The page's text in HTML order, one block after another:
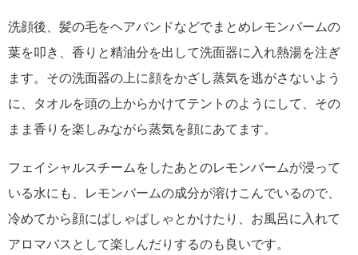
洗顔後、髪の毛をヘアバンドなどでまとめレモンバームの
葉を叩き、香りと精油分を出して洗面器に入れ熱湯を注ぎ
ます。その洗面器の上に顔をかざし蒸気を逃がさないよう
に、タオルを頭の上からかけてテントのようにして、その
まま香りを楽しみながら蒸気を顔にあてます。
フェイシャルスチームをしたあとのレモンバームが浸って
いる水にも、レモンバームの成分が溶けこんでいるので、
冷めてから顔にぱしゃぱしゃとかけたり、お風呂に入れて
アロマバスとして楽しんだりするのも良いです。